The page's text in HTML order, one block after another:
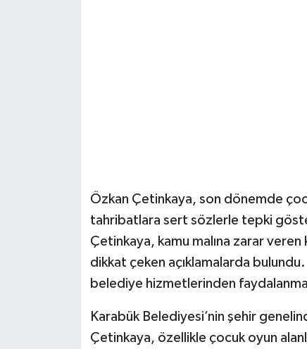
Özkan Çetinkaya, son dönemde
tahribatlara sert sözlerle tepki
Çetinkaya, kamu malına zarar veren
dikkat çeken açıklamalarda
belediye hizmetlerinden
Karabük Belediyesi’nin şehir
Çetinkaya, özellikle çocuk oyun
Ulusal Haberler
Teknoloji Haberleri
Siyaset Haberleri
Dünya Haberleri